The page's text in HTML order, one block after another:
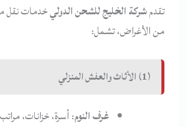
تقدمشركة الخليج للشحن الدوليخدمات نقل
من الأغراض، تشمل:
(1) الأثاث والعفش المنزلي
غرف النوم: أسرة، خزانات،